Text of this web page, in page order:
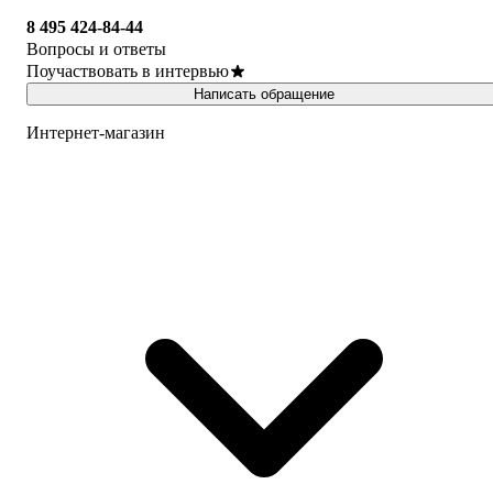
8 495 424-84-44
Вопросы и ответы
Поучаствовать в интервью
Написать обращение
Интернет-магазин